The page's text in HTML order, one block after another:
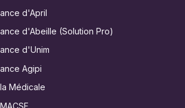
d'April
d'Abeille (Solution Pro)
d'Unim
Agipi
Médicale